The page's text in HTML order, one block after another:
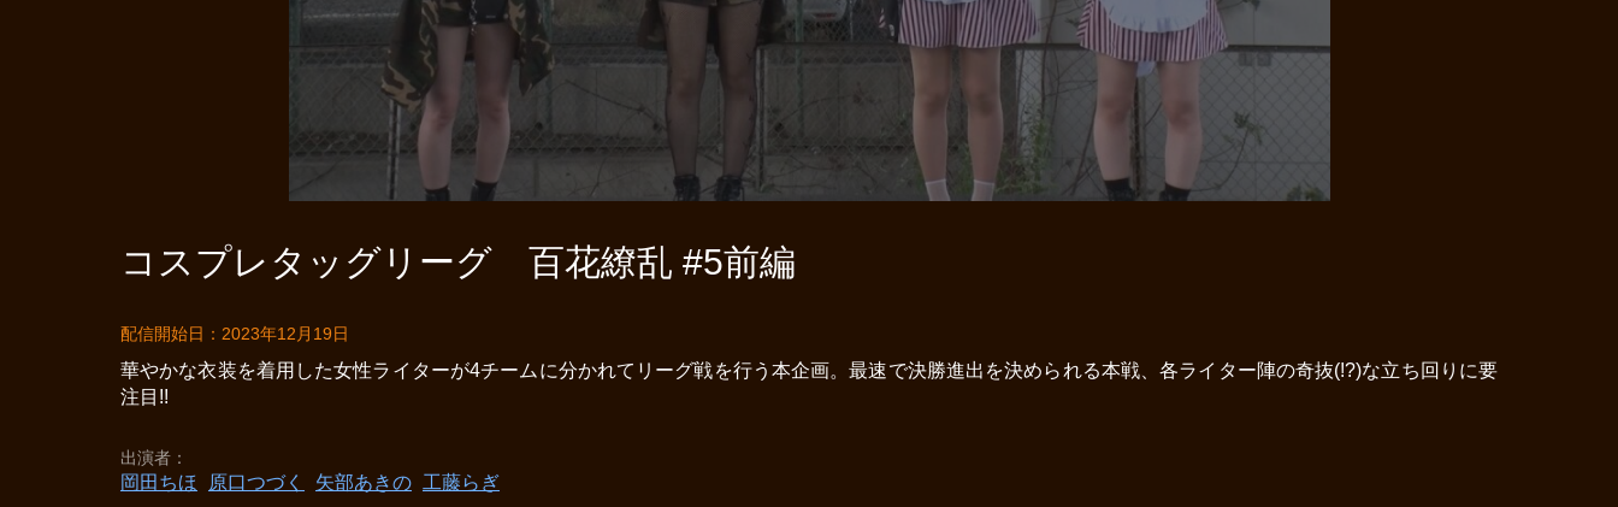
コスプレタッグリーグ 百花繚乱 #5前編
配信開始日：2023年12月19日
華やかな衣装を着用した女性ライターが4チームに分かれてリーグ戦を行う本企画。最速で決勝進出を決められる本戦、各ライター陣の奇抜(!?)な立ち回りに要
注目!!
出演者
岡田ちほ 原口つづく 矢部あきの 工藤らぎ